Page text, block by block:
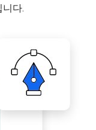
다.